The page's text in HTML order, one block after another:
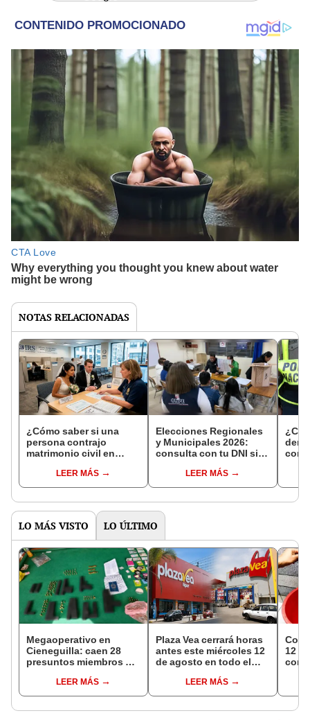
NOTAS RELACIONADAS
¿Cómo saber si una
persona contrajo
matrimonio civil en
LEER MÁS
Elecciones Regionales
y Municipales 2026:
consulta con tu DNI si
de mesa para este 4 de
octubre en el link oficial
LEER MÁS
con
LO MÁS VISTO LO ÚLTIMO
Megaoperativo en
Cieneguilla: caen 28
presuntos miembros del
'búnker' durante fiesta
de cumpleaños
LEER MÁS
Plaza Vea cerrará horas
antes este miércoles 12
de agosto en todo el
hasta las 7 p.m.
LEER MÁS
12